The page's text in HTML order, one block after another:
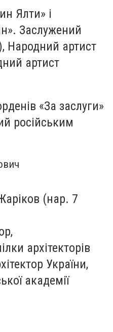
Ялти» і
Заслужений
Народний артист
артист
«За заслуги»
російським
(нар. 7
архітекторів
України,
академії